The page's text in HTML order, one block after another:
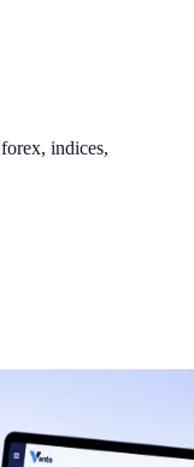
indices,